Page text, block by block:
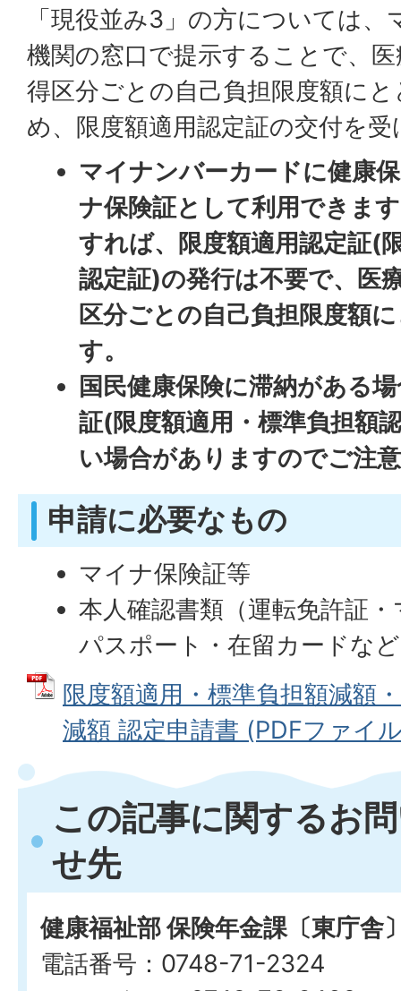
「現役並み3」の方については
機関の窓口で提示することで、
得区分ごとの自己負担限度額に
め、限度額適用認定証の交付を
マイナンバーカードに健康
ナ保険証として利用できま
すれば、限度額適用認定証(
認定証)の発行は不要で、医
区分ごとの自己負担限度額
す。
国民健康保険に滞納がある
証(限度額適用・標準負担額
い場合がありますのでご注
申請に必要なもの
マイナ保険証等
本人確認書類（運転免許証
パスポート・在留カードな
限度額適用・標準負担額減額
減額 認定申請書 (PDFファイ
この記事に関するお
せ先
健康福祉部 保険年金課〔東庁舎
電話番号：0748-71-2324